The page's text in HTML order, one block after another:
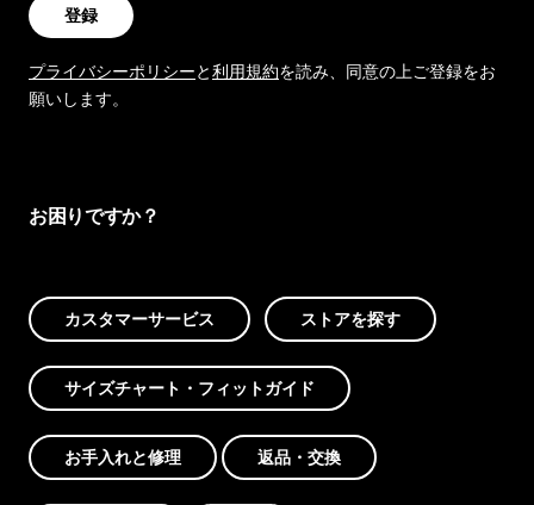
登録
プライバシーポリシーと利用規約を読み、同意の上ご登録をお
願いします。
お困りですか？
カスタマーサービス ストアを探す
サイズチャート・フィットガイド
お手入れと修理 返品・交換